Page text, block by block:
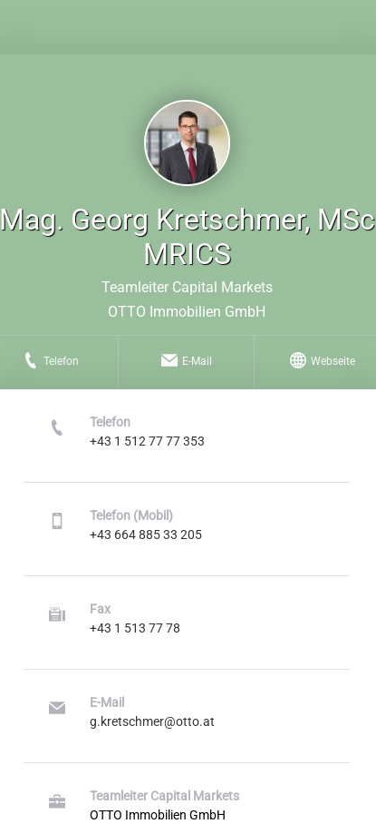
Mag. Georg Kretschmer, MSc
MRICS
Teamleiter Capital Markets
OTTO Immobilien GmbH
Telefon E-Mail Webseite
Telefon
+43 1 512 77 77 353
Telefon (Mobil)
+43 664 885 33 205
Fax
+43 1 513 77 78
E-Mail
g.kretschmer@otto.at
Teamleiter Capital Markets
OTTO Immobilien GmbH